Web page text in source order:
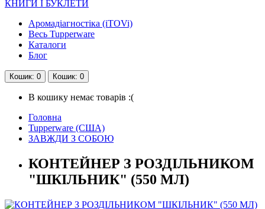
КНИГИ І БУКЛЕТИ
Аромадіагностіка (iTOVi)
Весь Tupperware
Каталоги
Блог
Кошик: 0 Кошик: 0
В кошику немає товарів :(
Головна
Tupperware (США)
ЗАВЖДИ З СОБОЮ
КОНТЕЙНЕР З РОЗДІЛЬНИКОМ
"ШКІЛЬНИК" (550 МЛ)